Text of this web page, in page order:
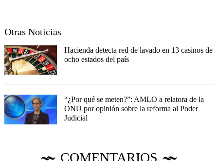
Otras Noticias
Hacienda detecta red de lavado en 13 casinos de
ocho estados del país
“¿Por qué se meten?”: AMLO a relatora de la
ONU por opinión sobre la reforma al Poder
Judicial
COMENTARIOS